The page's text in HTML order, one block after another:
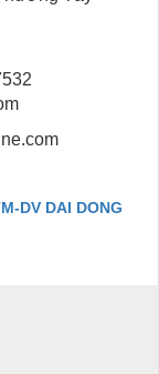
DV DAI DONG